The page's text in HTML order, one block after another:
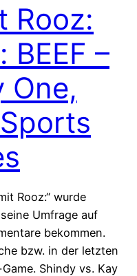
Rooz:
BEEF –
One,
Rooz:“ wurde
Umfrage auf
bekommen.
bzw. in der letzten
Shindy vs. Kay